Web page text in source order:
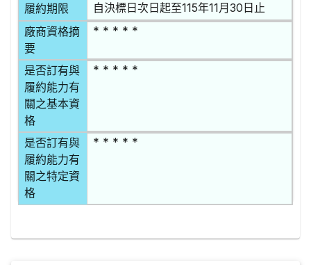
履約期限 自決標日次日起至115年11月30日止
廠商資格摘
要
* * * * *
是否訂有與
履約能力有
關之基本資
格
* * * * *
是否訂有與
履約能力有
關之特定資
格
* * * * *